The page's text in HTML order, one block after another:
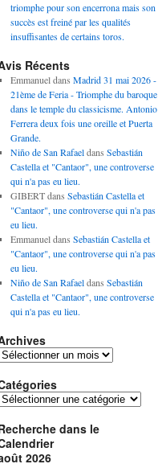
triomphe pour son encerrona mais son
succès est freiné par les qualités
insuffisantes de certains toros.
Récents
Emmanueldans Madrid 31 mai 2026 -
21ème de Feria - Triomphe du baroque
dans le temple du classicisme. Antonio
Ferrera deux fois une oreille et Puerta
Grande.
Niño de San Rafaeldans Sebastián
Castella et "Cantaor", une controverse
qui n'a pas eu lieu.
GIBERTdans Sebastián Castella et
"Cantaor", une controverse qui n'a pas
eu lieu.
Emmanueldans Sebastián Castella et
"Cantaor", une controverse qui n'a pas
eu lieu.
Niño de San Rafaeldans Sebastián
Castella et "Cantaor", une controverse
qui n'a pas eu lieu.
Archives
Catégories
dans le
2026